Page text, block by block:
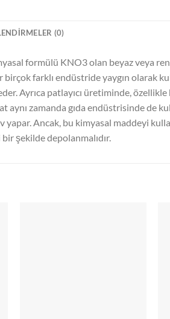
(0)
formülü KNO3 olan beyaz veya
farklı endüstride yaygın olarak
Ayrıca patlayıcı üretiminde,
aynı zamanda gıda endüstrisinde de
Ancak, bu kimyasal maddeyi
şekilde depolanmalıdır.